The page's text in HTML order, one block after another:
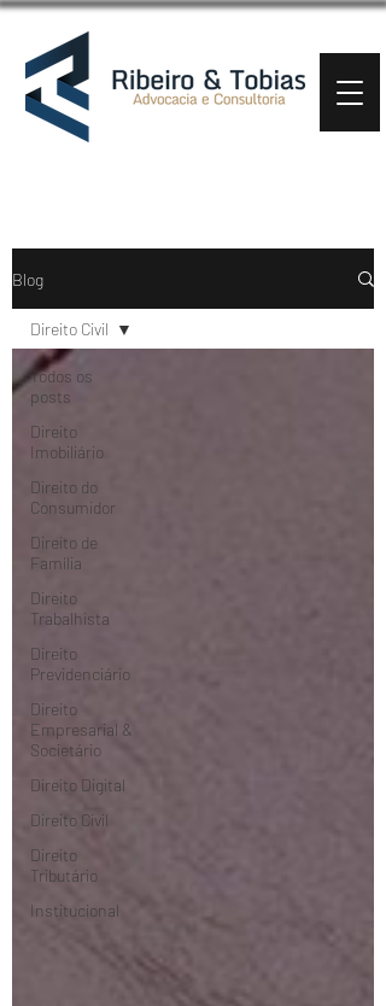
Blog
Todos os
posts
Direito
Imobiliário
Direito do
Consumidor
Direito de
Família
Direito
Trabalhista
Direito
Previdenciário
Direito
Empresarial &
Societário
Direito Digital
Direito Civil
Direito
Tributário
Institucional
Direito Civil